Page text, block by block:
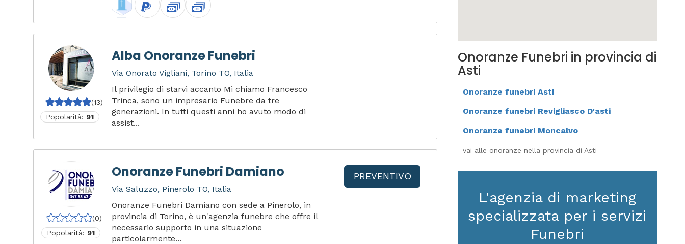
(13)
Popolarità: 91
Alba Onoranze Funebri
Via Onorato Vigliani, Torino TO, Italia
Il privilegio di starvi accanto Mi chiamo Francesco
Trinca, sono un impresario Funebre da tre
generazioni. In tutti questi anni ho avuto modo di
assist...
(0)
Popolarità: 91
Onoranze Funebri Damiano
Via Saluzzo, Pinerolo TO, Italia
Onoranze Funebri Damiano con sede a Pinerolo, in
provincia di Torino, è un'agenzia funebre che offre il
necessario supporto in una situazione
particolarmente...
PREVENTIVO
Onoranze Funebri in provincia di
Asti
Onoranze funebri Asti
Onoranze funebri Revigliasco D'asti
Onoranze funebri Moncalvo
vai alle onoranze nella provincia di Asti
L'agenzia di marketing
specializzata per i servizi
Funebri